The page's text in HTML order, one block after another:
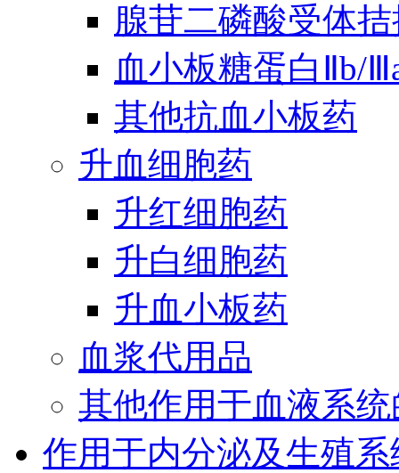
腺苷二磷酸受体
血小板糖蛋白Ⅱb/
其他抗血小板药
升血细胞药
升红细胞药
升白细胞药
升血小板药
血浆代用品
其他作用于血液系
作用于内分泌及生殖